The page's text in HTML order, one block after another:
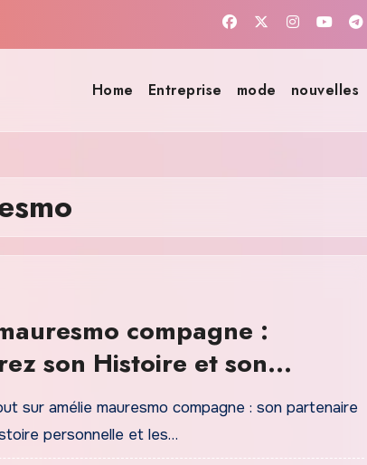
Home Entreprise mode nouvelles
compagne :
son Histoire et son
Actuel
sur amélie mauresmo compagne : son partenaire
personnelle et les…